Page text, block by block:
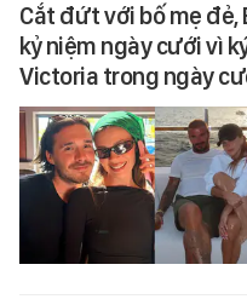
Cắt đứt với bố mẹ đẻ,
kỷ niệm ngày cưới vì
Victoria trong ngày